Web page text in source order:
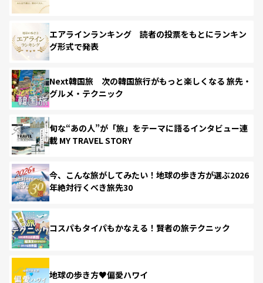
エアラインランキング 読者の投票をもとにランキン
グ形式で発表
Next韓国旅 次の韓国旅行がもっと楽しくなる 旅先・
グルメ・テクニック
旬な“あの人”が「旅」をテーマに語るインタビュー連
載 MY TRAVEL STORY
今、こんな旅がしてみたい！地球の歩き方が選ぶ2026
年絶対行くべき旅先30
コスパもタイパもかなえる！賢者の旅テクニック
地球の歩き方♥偏愛ハワイ